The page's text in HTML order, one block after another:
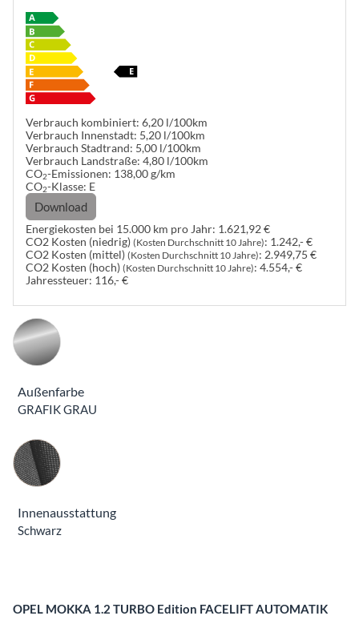
Verbrauch kombiniert: 6,20 l/100km
Verbrauch Innenstadt: 5,20 l/100km
Verbrauch Stadtrand: 5,00 l/100km
Verbrauch Landstraße: 4,80 l/100km
CO2-Emissionen: 138,00 g/km
CO2-Klasse: E
Download
Energiekosten bei 15.000 km pro Jahr: 1.621,92 €
CO2 Kosten (niedrig) (Kosten Durchschnitt 10 Jahre): 1.242,- €
CO2 Kosten (mittel) (Kosten Durchschnitt 10 Jahre): 2.949,75 €
CO2 Kosten (hoch) (Kosten Durchschnitt 10 Jahre): 4.554,- €
Jahressteuer: 116,- €
Außenfarbe
GRAFIK GRAU
Innenausstattung
Innenausstattung
Schwarz
OPEL MOKKA 1.2 TURBO Edition FACELIFT AUTOMATIK